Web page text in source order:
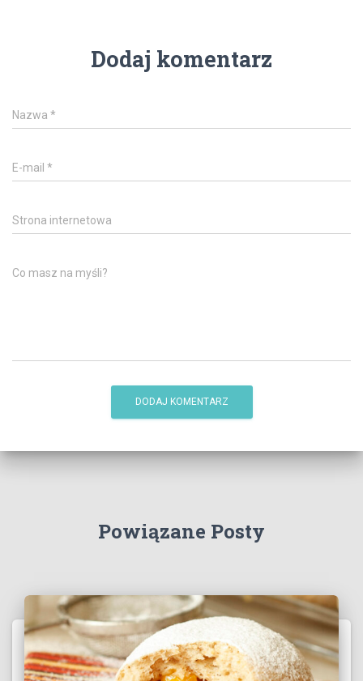
Dodaj komentarz
Nazwa *
E-mail *
Strona internetowa
Co masz na myśli?
Powiązane Posty